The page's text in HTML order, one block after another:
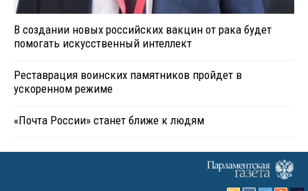
В создании новых российских вакцин от рака будет
помогать искусственный интеллект
Реставрация воинских памятников пройдет в
ускоренном режиме
«Почта России» станет ближе к людям